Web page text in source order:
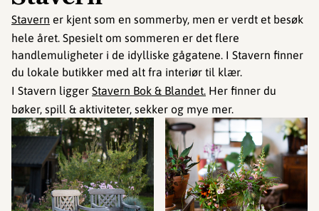
Stavern er kjent som en sommerby, men er verdt et besøk
hele året. Spesielt om sommeren er det flere
handlemuligheter i de idylliske gågatene. I Stavern finner
du lokale butikker med alt fra interiør til klær.
I Stavern ligger Stavern Bok & Blandet. Her finner du
bøker, spill & aktiviteter, sekker og mye mer.